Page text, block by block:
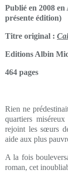
Publié en 2008
présente édition)
Titre original :
Editions Albin
464 pages
Rien ne
quartiers
rejoint les sœurs
aide aux plus
A la fois
roman, cet